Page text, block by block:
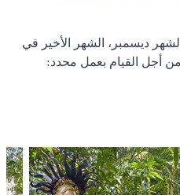
ديسمبر، الشهر الأخير في
من أجل القيام بعمل محدد: